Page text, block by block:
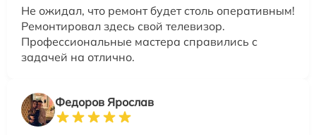
Не ожидал, что ремонт будет столь оперативным!
Ремонтировал здесь свой телевизор.
Профессиональные мастера справились с
задачей на отлично.
Федоров Ярослав